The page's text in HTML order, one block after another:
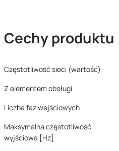
Cechy produktu
Częstotliwość sieci (wartość)
Z elementem obsługi
Liczba faz wejściowych
Maksymalna częstotliwość
wyjściowa [Hz]